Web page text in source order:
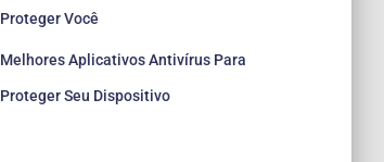
Proteger Você
Melhores Aplicativos Antivírus Para
Proteger Seu Dispositivo